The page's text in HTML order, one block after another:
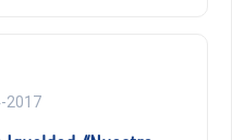
2017